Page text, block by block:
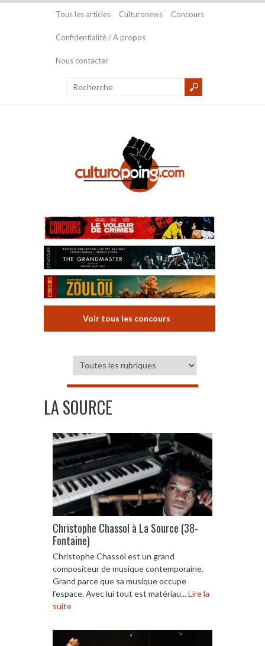
Tous les articles Culturonews Concours
Confidentialité / A propos
Nous contacter
Voir tous les concours
LA SOURCE
Christophe Chassol à La Source (38-
Fontaine)
Christophe Chassol est un grand
compositeur de musique contemporaine.
Grand parce que sa musique occupe
l’espace. Avec lui tout est matériau...Lire la
suite